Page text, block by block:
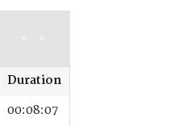
< >
Duration
00:08:07